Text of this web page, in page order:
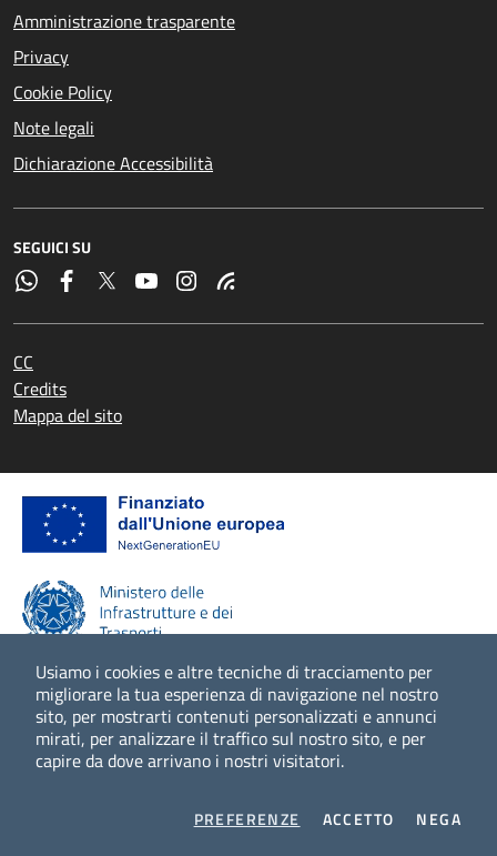
Usiamo i cookies e altre tecniche di tracciamento per
migliorare la tua esperienza di navigazione nel nostro
sito, per mostrarti contenuti personalizzati e annunci
mirati, per analizzare il traffico sul nostro sito, e per
capire da dove arrivano i nostri visitatori.
PREFERENZE COOKIES
ACCETTO I COOKIES
NEGAI
Amministrazione trasparente
Privacy
Cookie Policy
Note legali
Dichiarazione Accessibilità
SEGUICI SU
CC
Credits
Mappa del sito
Scopri di più